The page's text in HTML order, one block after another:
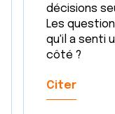
décisions
Les
qu'il a senti
côté ?
Citer